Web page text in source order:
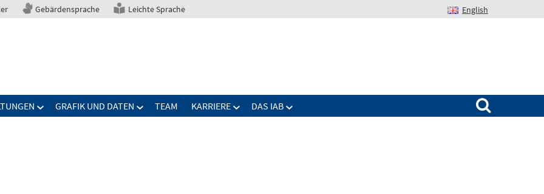
Gebärdensprache Leichte Sprache English
GRAFIK UND DATEN TEAM KARRIERE DAS IAB
Suchen nach: